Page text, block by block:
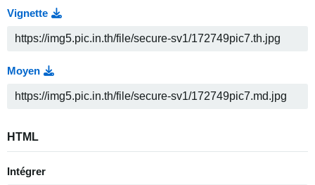
Vignette
Moyen
HTML
Intégrer